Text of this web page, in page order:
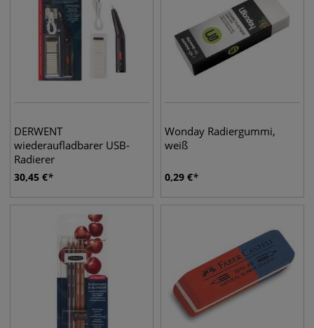
DERWENT
wiederaufladbarer USB-
Radierer
30,45 €
Wonday Radiergummi,
weiß
0,29 €